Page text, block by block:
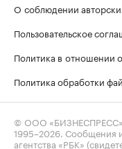
О соблюдении
Пользовательское
Политика в отношении
Политика обработки
© ООО
1995–2026 .
агентства «РБК»